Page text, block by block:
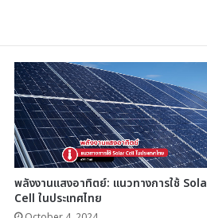
พลังงานแสงอาทิตย์: แนวทางการใช้
Cell ในประเทศไทย